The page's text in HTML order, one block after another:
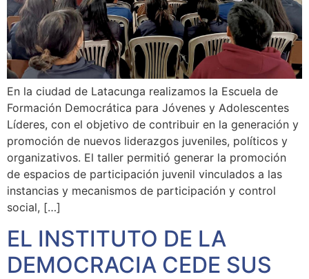
En la ciudad de Latacunga realizamos la Escuela de
Formación Democrática para Jóvenes y Adolescentes
Líderes, con el objetivo de contribuir en la generación y
promoción de nuevos liderazgos juveniles, políticos y
organizativos. El taller permitió generar la promoción
de espacios de participación juvenil vinculados a las
instancias y mecanismos de participación y control
social, […]
EL INSTITUTO DE LA
DEMOCRACIA CEDE SUS